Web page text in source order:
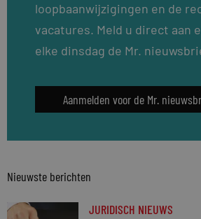
loopbaanwijzigingen en de
vacatures. Meld u direct aan
elke dinsdag de Mr.
Aanmelden voor de Mr.
Nieuwste berichten
JURIDISCH NIEUWS